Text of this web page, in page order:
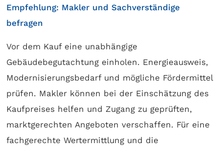
Empfehlung: Makler und Sachverständige
befragen
Vor dem Kauf eine unabhängige
Gebäudebegutachtung einholen. Energieausweis,
Modernisierungsbedarf und mögliche Fördermittel
prüfen. Makler können bei der Einschätzung des
Kaufpreises helfen und Zugang zu geprüften,
marktgerechten Angeboten verschaffen. Für eine
fachgerechte Wertermittlung und die